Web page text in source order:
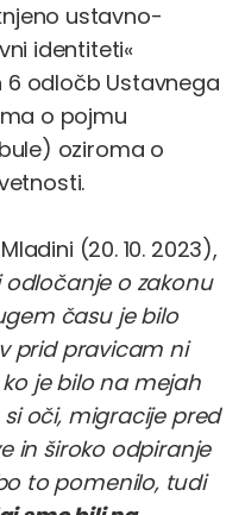
ustavno-
identiteti«
6 odločb Ustavnega
o pojmu
oziroma o
(20. 10. 2023),
odločanje o zakonu
času je bilo
prid pravicam ni
je bilo na mejah
oči, migracije pred
in široko odpiranje
to pomenilo, tudi